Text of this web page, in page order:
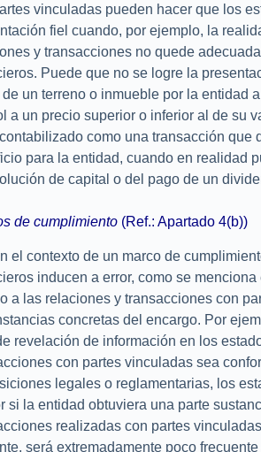
vinculadas pueden hacer que los
fiel cuando, por ejemplo, la
y transacciones no quede
Puede que no se logre la
un terreno o inmueble por la entidad
a un precio superior o inferior al de su
como una transacción que
para la entidad, cuando en realidad
de capital o del pago de un
de cumplimiento (Ref.: Apartado 4(b))
el contexto de un marco de
inducen a error, como se
a las relaciones y transacciones con
concretas del encargo. Por
revelación de información en los
con partes vinculadas sea
legales o reglamentarias, los
si la entidad obtuviera una parte
realizadas con partes
será extremadamente poco